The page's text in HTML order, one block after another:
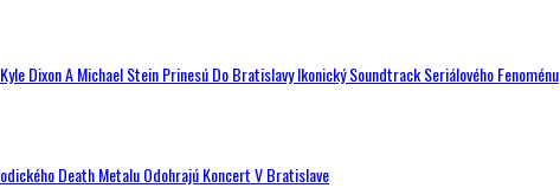
Dixon A Michael Stein Prinesú Do Bratislavy Ikonický Soundtrack Seriálového Fenoménu
Death Metalu Odohrajú Koncert V Bratislave